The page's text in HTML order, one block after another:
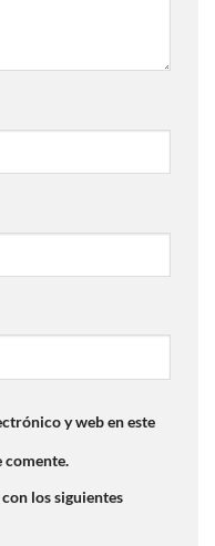
y web en este
comente.
los siguientes